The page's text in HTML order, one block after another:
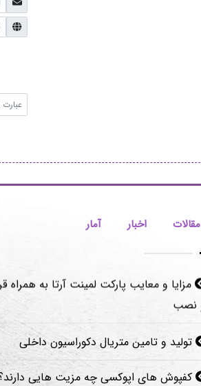
مقالات اخبار آمار
تولید و تامین متریال دکوراسیون داخلی
کفپوش های اپوکسی چه مزیت هایی
مزایای نصب پوستر دیواری مدرن با کیفیت